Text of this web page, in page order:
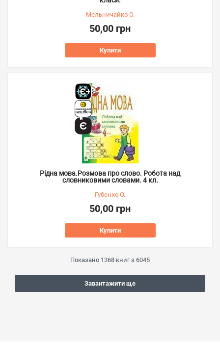
Мельничайко О.
50,00 грн
Купити
Рідна мова.Розмова про слово. Робота над
словниковими словами. 4 кл.
Губенко О.
50,00 грн
Купити
Показано 1368 книг з 6045
Завантажити ще